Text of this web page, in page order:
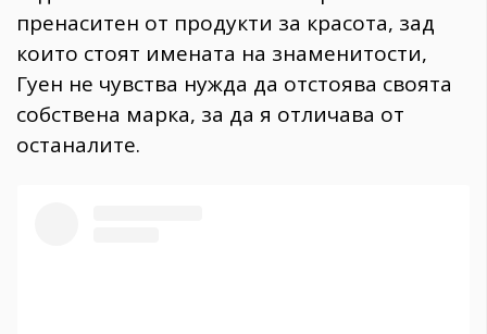
пренаситен от продукти за красота, зад
които стоят имената на знаменитости,
Гуен не чувства нужда да отстоява своята
собствена марка, за да я отличава от
останалите.